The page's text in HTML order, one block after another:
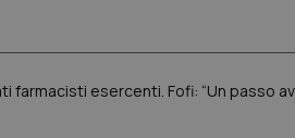
farmacisti esercenti. Fofi: “Un passo